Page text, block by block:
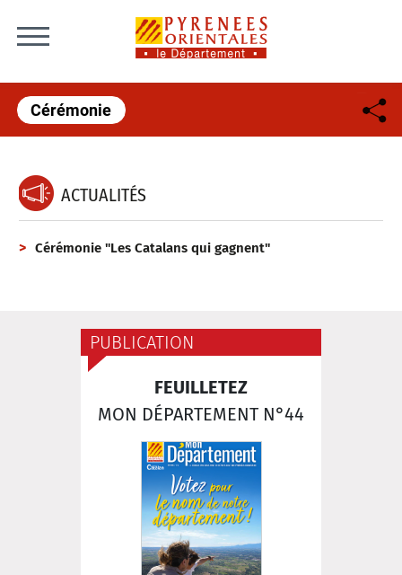
Cérémonie
ACTUALITÉS
Cérémonie "Les Catalans qui gagnent"
PUBLICATION
FEUILLETEZ
MON DÉPARTEMENT N°44